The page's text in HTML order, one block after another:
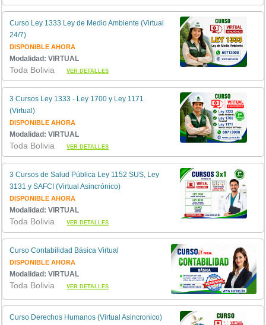
Curso Ley 1333 Ley de Medio Ambiente (Virtual
24/7)
DISPONIBLE AHORA
Modalidad: VIRTUAL
Toda BoliviaVER DETALLES
3 Cursos Ley 1333 - Ley 1700 y Ley 1171
(Virtual)
DISPONIBLE AHORA
Modalidad: VIRTUAL
Toda BoliviaVER DETALLES
3 Cursos de Salud Pública Ley 1152 SUS, Ley
3131 y SAFCI (Virtual Asincrónico)
DISPONIBLE AHORA
Modalidad: VIRTUAL
Toda BoliviaVER DETALLES
Curso Contabilidad Básica Virtual
DISPONIBLE AHORA
Modalidad: VIRTUAL
Toda BoliviaVER DETALLES
Curso Derechos Humanos (Virtual Asincronico)